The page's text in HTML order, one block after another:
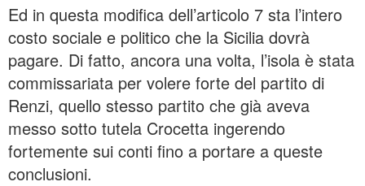
Ed in questa modifica dell’articolo 7 sta l’intero
costo sociale e politico che la Sicilia dovrà
pagare. Di fatto, ancora una volta, l’isola è stata
commissariata per volere forte del partito di
Renzi, quello stesso partito che già aveva
messo sotto tutela Crocetta ingerendo
fortemente sui conti fino a portare a queste
conclusioni.